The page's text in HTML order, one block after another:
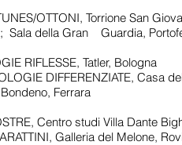
OTTONI, Torrione San
Sala della Gran Guardia,
RIFLESSE, Tatler, Bologna
DIFFERENZIATE, Casa
Ferrara
Centro studi Villa Dante
Galleria del Melone,